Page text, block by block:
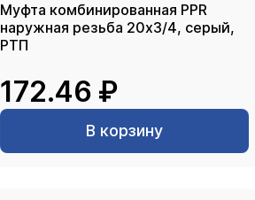
Муфта комбинированная PPR
наружная резьба 20х3/4, серый,
РТП
172.46 ₽
В корзину